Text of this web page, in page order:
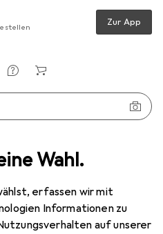
Wahl.
erfassen wir mit
Informationen zu
auf unserer
Zur App
Collistar Hyal Acid + Plyg Mst Lifting